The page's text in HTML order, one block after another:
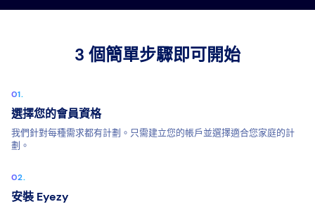
3 個簡單步驟即可開始
選擇您的會員資格
我們針對每種需求都有計劃。只需建立您的帳戶並選擇適合您家庭的計
劃。
安裝 Eyezy